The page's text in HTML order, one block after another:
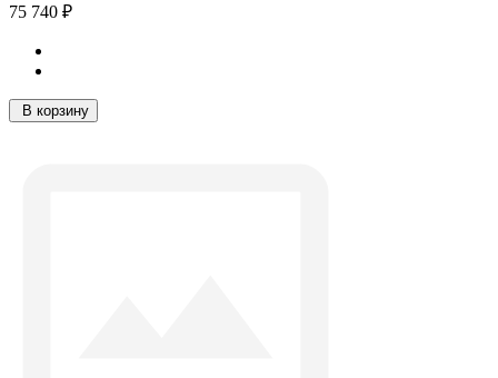
75 740 ₽
В корзину